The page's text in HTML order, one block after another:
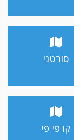
סורטני
קו פי פי